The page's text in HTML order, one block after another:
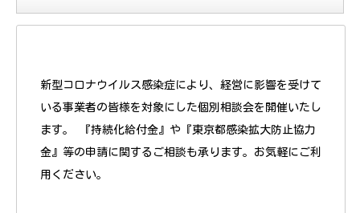
新型コロナウイルス感染症により、経営に影響を受けて
いる事業者の皆様を対象にした個別相談会を開催いたし
ます。 『持続化給付金』や『東京都感染拡大防止協力
金』等の申請に関するご相談も承ります。お気軽にご利
用ください。